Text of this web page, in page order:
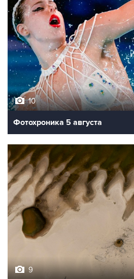
10
Фотохроника 5 августа
Обмеление Дуная